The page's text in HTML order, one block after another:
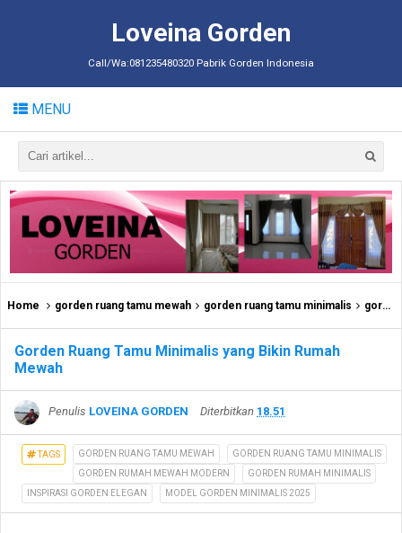
Loveina Gorden
Call/Wa:081235480320 Pabrik Gorden Indonesia
MENU
Home gorden ruang tamu mewah gorden ruang tamu minimalis gorden rumah mewah modern
Gorden Ruang Tamu Minimalis yang Bikin Rumah
Mewah
Penulis LOVEINA GORDEN Diterbitkan 18.51
TAGS GORDEN RUANG TAMU MEWAH
GORDEN RUANG TAMU MINIMALIS
GORDEN RUMAH MEWAH MODERN
GORDEN RUMAH MINIMALIS
INSPIRASI GORDEN ELEGAN
MODEL GORDEN MINIMALIS 2025